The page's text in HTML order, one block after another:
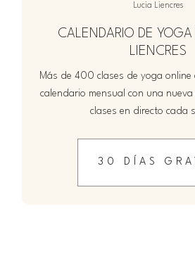
Lucia Liencres
CALENDARIO DE
LIENCRES
Más de 400 clases de yoga online
calendario mensual con una
clases en directo cada
30 DÍAS